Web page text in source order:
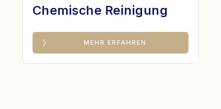
Chemische Reinigung
MEHR ERFAHREN